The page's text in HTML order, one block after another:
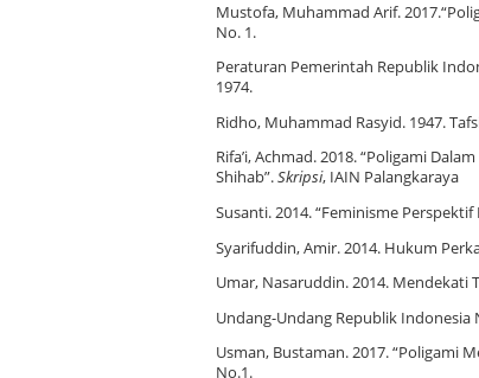
Mustofa, Muhammad Arif.
No. 1.
Peraturan Pemerintah Republik
1974.
Ridho, Muhammad Rasyid. 1947.
Rifa’i, Achmad. 2018. “Poligami
Shihab”.Skripsi, IAIN Palangkaraya
Susanti. 2014. “Feminisme
Syarifuddin, Amir. 2014. Hukum
Umar, Nasaruddin. 2014. Mendekati
Undang-Undang Republik Indonesia
Usman, Bustaman. 2017. “Poligami
No.1.